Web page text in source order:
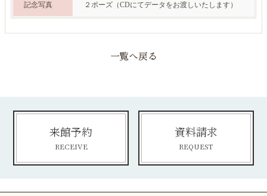
記念写真 ２ポーズ（CDにてデータをお渡しいたします）
来館予約
RECEIVE
資料請求
REQUEST